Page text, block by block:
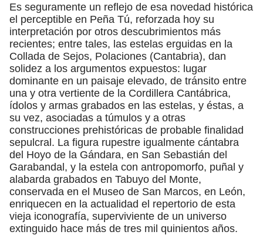
Es seguramente un reflejo de esa novedad histórica
el perceptible en Peña Tú, reforzada hoy su
interpretación por otros descubrimientos más
recientes; entre tales, las estelas erguidas en la
Collada de Sejos, Polaciones (Cantabria), dan
solidez a los argumentos expuestos: lugar
dominante en un paisaje elevado, de tránsito entre
una y otra vertiente de la Cordillera Cantábrica,
ídolos y armas grabados en las estelas, y éstas, a
su vez, asociadas a túmulos y a otras
construcciones prehistóricas de probable finalidad
sepulcral. La figura rupestre igualmente cántabra
del Hoyo de la Gándara, en San Sebastián del
Garabandal, y la estela con antropomorfo, puñal y
alabarda grabados en Tabuyo del Monte,
conservada en el Museo de San Marcos, en León,
enriquecen en la actualidad el repertorio de esta
vieja iconografía, superviviente de un universo
extinguido hace más de tres mil quinientos años.